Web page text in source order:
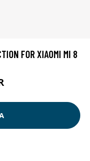
FOR XIAOMI MI 8